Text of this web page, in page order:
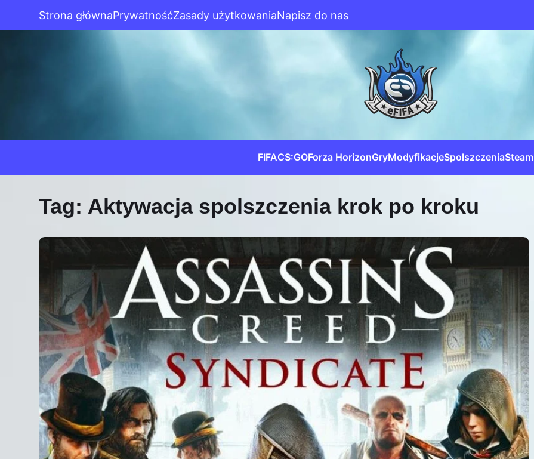
Strona głównaPrywatnośćZasady użytkowaniaNapisz do nas
FIFACS:GOForza HorizonGryModyfikacjeSpolszczeniaSteam
Tag: Aktywacja spolszczenia krok po kroku